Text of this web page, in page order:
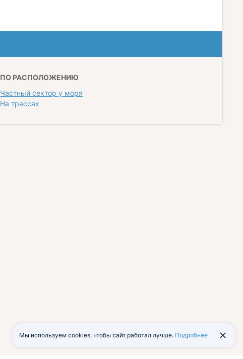
ПО РАСПОЛОЖЕНИЮ
Частный сектор у моря
На трассах
Мы используем cookies, чтобы сайт работал лучше. Подробнее